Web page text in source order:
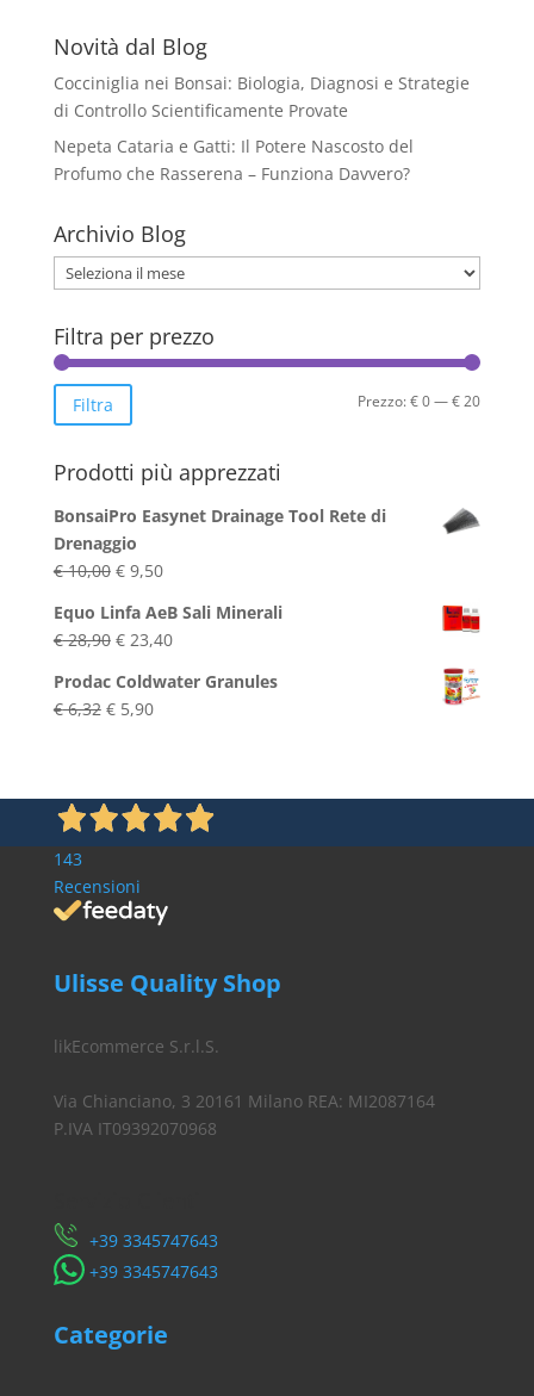
Le
possono
scelte
nella
del
prodotto
Novità dal Blog
Cocciniglia nei Bonsai: Biologia, Diagnosi e Strategie
di Controllo Scientificamente Provate
Nepeta Cataria e Gatti: Il Potere Nascosto del
Profumo che Rasserena – Funziona Davvero?
Archivio Blog
Archivio
Blog
Filtra per prezzo
Prezzo
Prezzo
Filtra Prezzo:€ 0—€ 20
Prodotti più apprezzati
BonsaiPro Easynet Drainage Tool Rete di
Drenaggio
€10,00 Il
originale
era:
€ 10,00.
€9,50Il
attuale
è:
€ 9,50.
Equo Linfa AeB Sali Minerali
€28,90 Il
originale
era:
€23,40Il
attuale
Prodac Coldwater Granules
€6,32 Il
€ 6,32.
€5,90Il
€ 5,90.
143
Recensioni
Ulisse Quality Shop
likEcommerce S.r.l.S.
Via Chianciano, 3 20161 Milano REA: MI2087164
P.IVA IT09392070968
​+39 3345747643
​+39 3345747643
Categorie